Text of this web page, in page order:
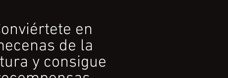
en
de la
y consigue